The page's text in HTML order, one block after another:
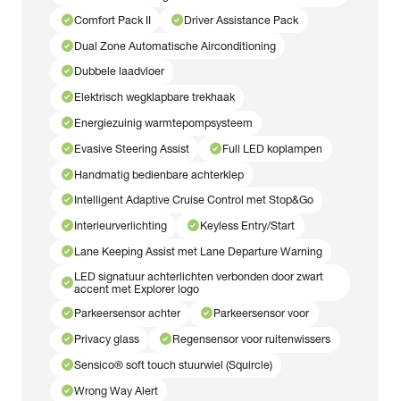
check_circleComfort Pack II check_circleDriver Assistance Pack
check_circleDual Zone Automatische Airconditioning
check_circleDubbele laadvloer
check_circleElektrisch wegklapbare trekhaak
check_circleEnergiezuinig warmtepompsysteem
check_circleEvasive Steering Assist check_circleFull LED koplampen
check_circleHandmatig bedienbare achterklep
check_circleIntelligent Adaptive Cruise Control met Stop&Go
check_circleInterieurverlichting check_circleKeyless Entry/Start
check_circleLane Keeping Assist met Lane Departure Warning
check_circleLED signatuur achterlichten verbonden door zwart
accent met Explorer logo
check_circleParkeersensor achter check_circleParkeersensor voor
check_circlePrivacy glass check_circleRegensensor voor ruitenwissers
check_circleSensico® soft touch stuurwiel (Squircle)
check_circleWrong Way Alert